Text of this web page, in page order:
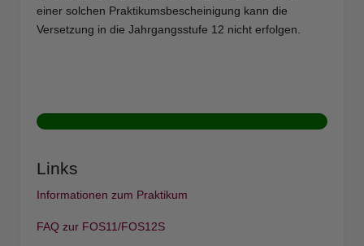
einer solchen Praktikumsbescheinigung kann die
Versetzung in die Jahrgangsstufe 12 nicht erfolgen.
Links
Informationen zum Praktikum
FAQ zur FOS11/FOS12S